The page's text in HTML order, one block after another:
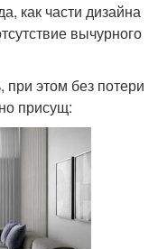
для спальни
в спальню
как части дизайна
вычурного
при этом без потери
присущ: